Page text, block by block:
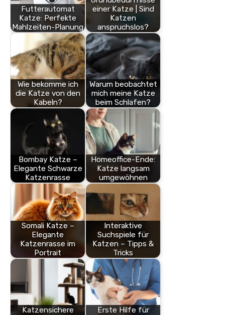
Futterautomat
Katze: Perfekte
Mahlzeiten-Planung
einer Katze | Sind
Katzen
anspruchslos?
Wie bekomme ich
die Katze von den
Kabeln?
Warum beobachtet
mich meine Katze
beim Schlafen?
Bombay Katze –
Elegante Schwarze
Katzenrasse
Homeoffice-Ende:
Katze langsam
umgewöhnen
Somali Katze –
Elegante
Katzenrasse im
Portrait
Interaktive
Suchspiele für
Katzen – Tipps &
Tricks
Katzensichere
Erste Hilfe für